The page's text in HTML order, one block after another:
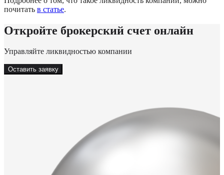
почитать в статье.
Откройте брокерский счет онлайн
Управляйте ликвидностью компании
Оставить заявку